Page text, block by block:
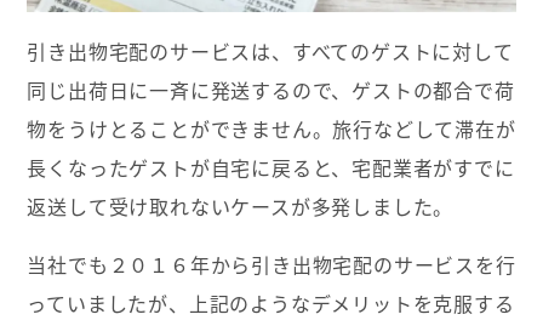
引き出物宅配のサービスは、すべてのゲストに対して
同じ出荷日に一斉に発送するので、ゲストの都合で荷
物をうけとることができません。旅行などして滞在が
長くなったゲストが自宅に戻ると、宅配業者がすでに
返送して受け取れないケースが多発しました。
当社でも２０１６年から引き出物宅配のサービスを行
っていましたが、上記のようなデメリットを克服する